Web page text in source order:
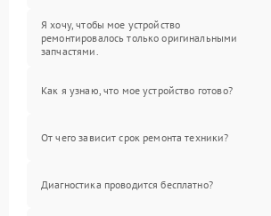
Я хочу, чтобы мое устройство
ремонтировалось только оригинальными
запчастями.
Как я узнаю, что мое устройство готово?
От чего зависит срок ремонта техники?
Диагностика проводится бесплатно?